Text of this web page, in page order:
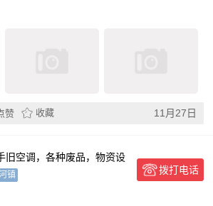
赞 收藏 11月27日
旧空调，各种废品，物资设
镇 拨打电话